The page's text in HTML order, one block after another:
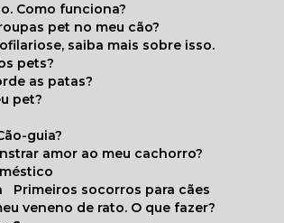
Como funciona?
roupas pet no meu cão?
saiba mais sobre isso.
pets?
as patas?
pet?
Cão-guia?
amor ao meu cachorro?
Primeiros socorros para cães
veneno de rato. O que fazer?